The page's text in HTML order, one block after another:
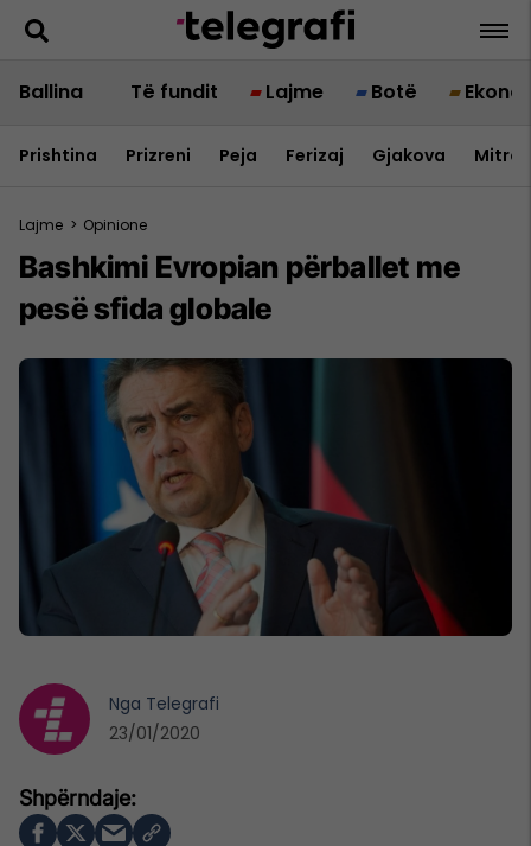
Ballina Të fundit Lajme Botë
Prishtina Prizreni Peja Ferizaj Gjakova
Lajme > Opinione
Bashkimi Evropian përballet me
pesë sfida globale
Nga Telegrafi
23/01/2020